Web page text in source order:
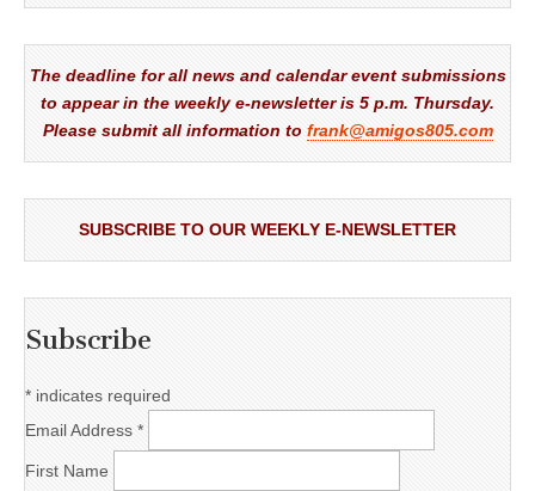
The deadline for all news and calendar event submissions
to appear in the weekly e-newsletter is 5 p.m. Thursday.
Please submit all information to frank@amigos805.com
SUBSCRIBE TO OUR WEEKLY E-NEWSLETTER
Subscribe
* indicates required
Email Address *
First Name